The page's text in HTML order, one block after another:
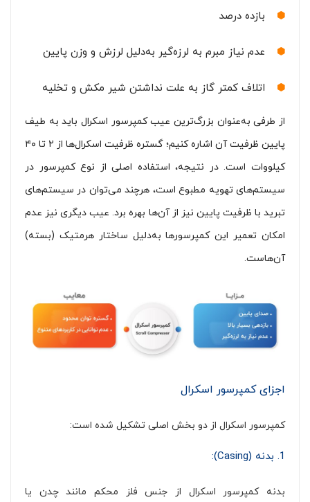
بازده درصد
عدم نیاز مبرم به لرزه‌گیر به‌دلیل لرزش و وزن پایین
اتلاف کمتر گاز به علت نداشتن شیر مکش و تخلیه
از طرفی به‌عنوان بزرگ‌ترین عیب کمپرسور اسکرال باید به طیف
پایین ظرفیت آن اشاره کنیم؛ گستره ظرفیت اسکرال‌ها از ۲ تا ۴۰
کیلووات است. در نتیجه، استفاده اصلی از نوع کمپرسور در
سیستم‌های تهویه مطبوع است، هرچند می‌توان در سیستم‌های
تبرید با ظرفیت پایین نیز از آن‌ها بهره برد. عیب دیگری نیز عدم
امکان تعمیر این کمپرسورها به‌دلیل ساختار هرمتیک (بسته)
آن‌هاست.
اجزای کمپرسور اسکرال
کمپرسور اسکرال از دو بخش اصلی تشکیل شده است:
1. بدنه (Casing):
بدنه کمپرسور اسکرال از جنس فلز محکم مانند چدن یا